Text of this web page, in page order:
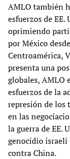
AMLO también
esfuerzos de
oprimiendo
por México
Centroamérica,
presenta una
globales, AMLO
esfuerzos de la
represión de los
en las
la guerra de EE.
genocidio israelí
contra China.